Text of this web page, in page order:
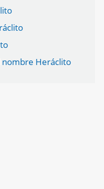
nombre Heráclito